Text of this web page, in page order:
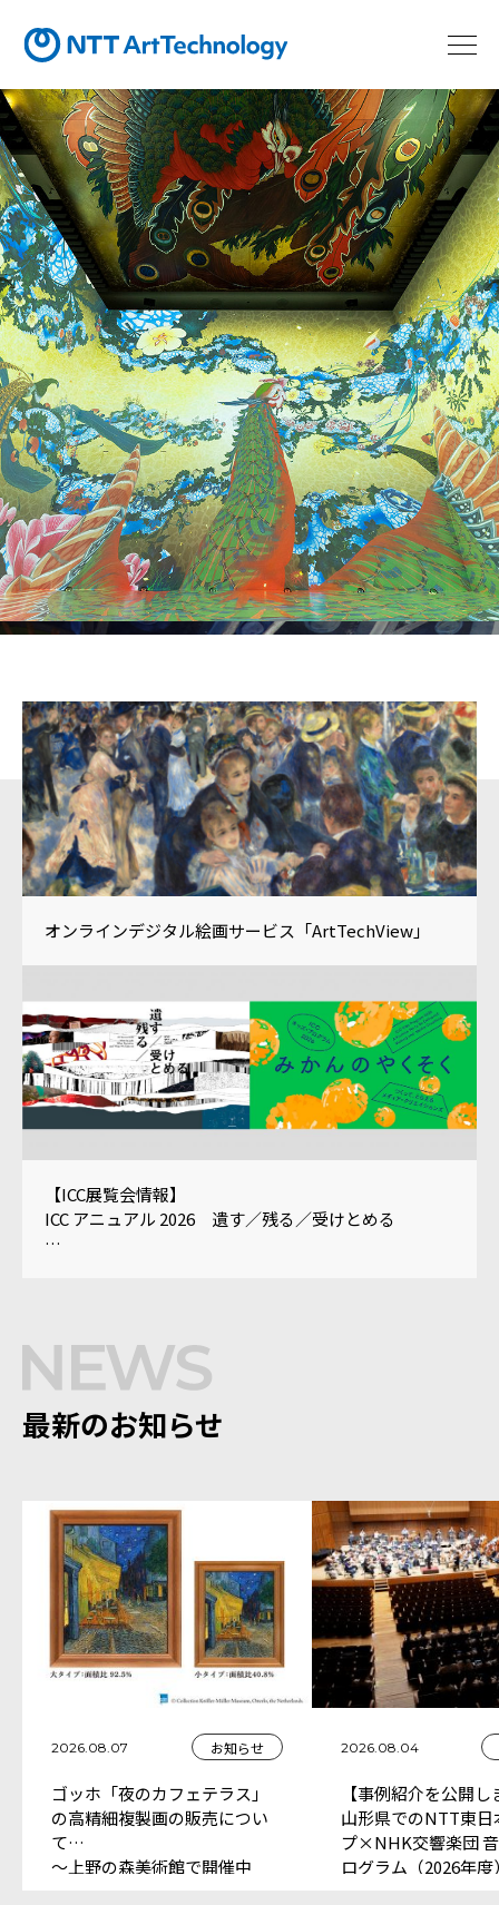
最先端テクノロジーで
様々な文化芸術を保存・継承、
さらに新たな価値を創出し
地域活性化に貢献します。
オンラインデジタル絵画サービス「ArtTechView」
【ICC展覧会情報】
ICC アニュアル 2026 遺す／残る／受けとめる
最新のお知らせ
2026.08.07 お知らせ
ゴッホ「夜のカフェテラス」
の高精細複製画の販売につい
て
～上野の森美術館で開催中
2026.08.04
【事例紹介を公開
山形県でのNTT東日
プ×NHK交響楽団
ログラム（2026年